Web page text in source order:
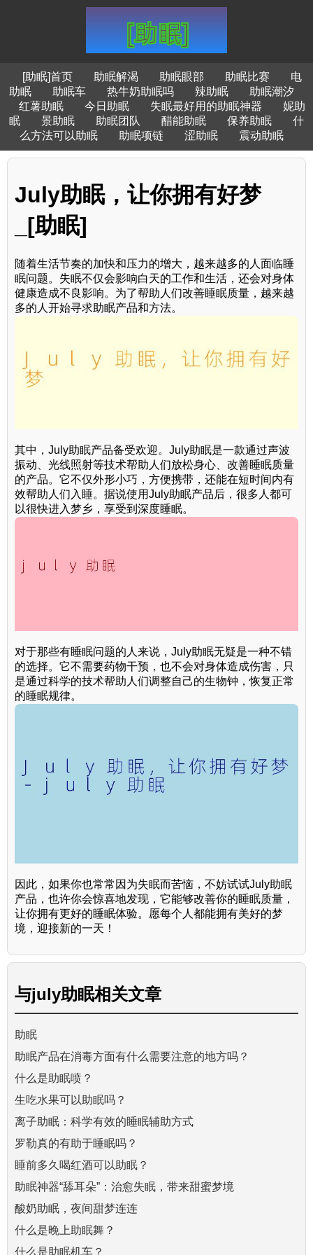
[助眠]首页 助眠解渴 助眠眼部 助眠比赛
电
助眠
助眠车 热牛奶助眠吗 辣助眠
助眠潮汐
红薯助眠
今日助眠 失眠最好用的助眠神器
妮助
眠
景助眠 助眠团队 醋能助眠 保养助眠
什
么方法可以助眠
助眠项链 涩助眠 震动助眠
July助眠，让你拥有好梦
_[助眠]
随着生活节奏的加快和压力的增大，越来越多的人面临睡
眠问题。失眠不仅会影响白天的工作和生活，还会对身体
健康造成不良影响。为了帮助人们改善睡眠质量，越来越
多的人开始寻求助眠产品和方法。
其中，July助眠产品备受欢迎。July助眠是一款通过声波
振动、光线照射等技术帮助人们放松身心、改善睡眠质量
的产品。它不仅外形小巧，方便携带，还能在短时间内有
效帮助人们入睡。据说使用July助眠产品后，很多人都可
以很快进入梦乡，享受到深度睡眠。
对于那些有睡眠问题的人来说，July助眠无疑是一种不错
的选择。它不需要药物干预，也不会对身体造成伤害，只
是通过科学的技术帮助人们调整自己的生物钟，恢复正常
的睡眠规律。
因此，如果你也常常因为失眠而苦恼，不妨试试July助眠
产品，也许你会惊喜地发现，它能够改善你的睡眠质量，
让你拥有更好的睡眠体验。愿每个人都能拥有美好的梦
境，迎接新的一天！
与july助眠相关文章
助眠
助眠产品在消毒方面有什么需要注意的地方吗？
什么是助眠喷？
生吃水果可以助眠吗？
离子助眠：科学有效的睡眠辅助方式
罗勒真的有助于睡眠吗？
睡前多久喝红酒可以助眠？
助眠神器“舔耳朵”：治愈失眠，带来甜蜜梦境
酸奶助眠，夜间甜梦连连
什么是晚上助眠舞？
什么是助眠机车？